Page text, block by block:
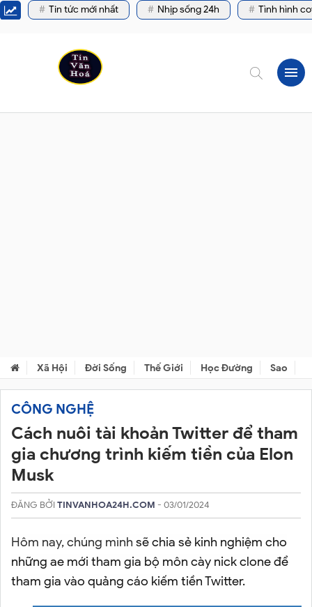
Tin tức mới nhất Nhịp sống 24h Tình hình
Xã Hội Đời Sống Thế Giới Học Đường Sao
CÔNG NGHỆ
Cách nuôi tài khoản Twitter để tham
gia chương trình kiếm tiền của Elon
Musk
ĐĂNG BỞI TINVANHOA24H.COM - 03/01/2024
Hôm nay, chúng mình sẽ chia sẻ kinh nghiệm cho
những ae mới tham gia bộ môn cày nick clone để
tham gia vào quảng cáo kiếm tiền Twitter.